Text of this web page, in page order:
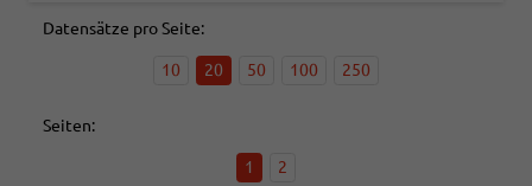
Datensätze pro Seite:
10 20 50 100 250
Seiten:
1 2